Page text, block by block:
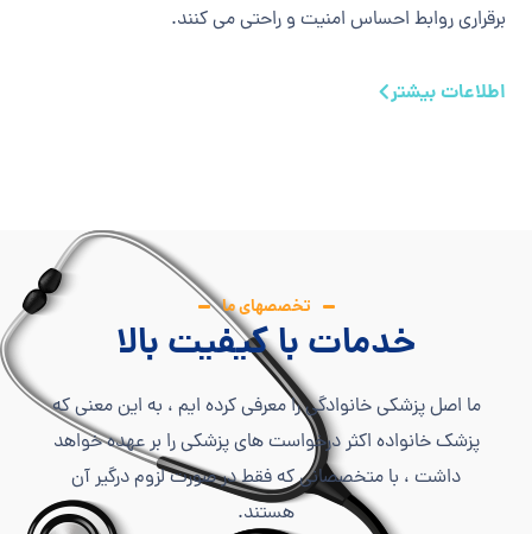
برقراری روابط احساس امنیت و راحتی می کنند.
اطلاعات بیشتر
تخصصهای ما
خدمات با کیفیت بالا
ما اصل پزشکی خانوادگی را معرفی کرده ایم ، به این معنی که
پزشک خانواده اکثر درخواست های پزشکی را بر عهده خواهد
داشت ، با متخصصانی که فقط در صورت لزوم درگیر آن
هستند.